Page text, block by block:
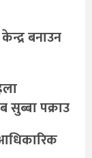
बनाउन
सुब्बा पक्राउ